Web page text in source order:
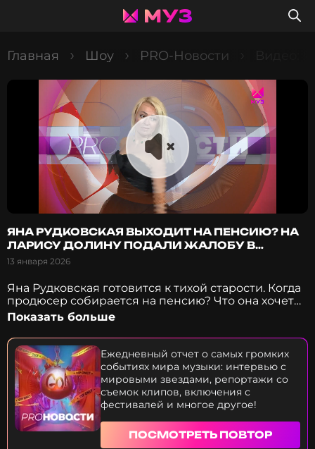
Главная Шоу PRO-Новости
ЯНА РУДКОВСКАЯ ВЫХОДИТ НА ПЕНСИЮ? НА
ЛАРИСУ ДОЛИНУ ПОДАЛИ ЖАЛОБУ В
ПРОКУРАТУРУ!
13 января 2026
Яна Рудковская готовится к тихой старости. Когда
продюсер собирается на пенсию? Что она хочет
успеть до этого момента? Шура бастует против
технологий. Сколько стоит его мобильник? На что
артист готов тратить баснословные суммы? Кайли
Дженнер и Тимоти Шаламе тайно поженились?
Как вскрылась правда? Из-за чего на Ларису
Долину подали жалобу в прокуратуру? Эти и
многие другие новости — прямо сейчас.
Приятного просмотра.
Показать больше
Ежедневный отчет о самых громких
событиях мира музыки: интервью с
мировыми звездами, репортажи со
съемок клипов, включения с
фестивалей и многое другое!
ПОСМОТРЕТЬ ПОВТОР